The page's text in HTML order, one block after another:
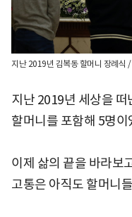
지난 2019년 김복동 할머니 장례식
지난 2019년 세상을
할머니를 포함해 5명이
이제 삶의 끝을 바라보
고통은 아직도 할머니